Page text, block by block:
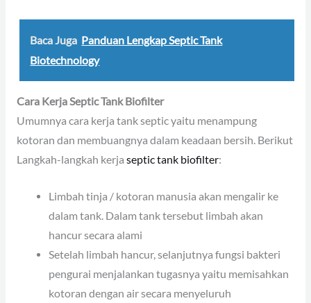
Baca Juga Panduan Lengkap Septic Tank
Biotechnology
Cara Kerja Septic Tank Biofilter
Umumnya cara kerja tank septic yaitu menampung
kotoran dan membuangnya dalam keadaan bersih. Berikut
Langkah-langkah kerja septic tank biofilter:
Limbah tinja / kotoran manusia akan mengalir ke
dalam tank. Dalam tank tersebut limbah akan
hancur secara alami
Setelah limbah hancur, selanjutnya fungsi bakteri
pengurai menjalankan tugasnya yaitu memisahkan
kotoran dengan air secara menyeluruh